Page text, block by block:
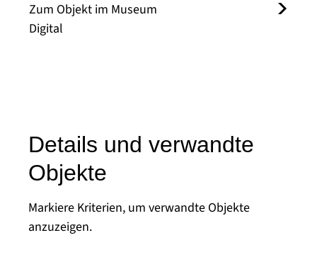
Zum Objekt im Museum
Digital
Details und verwandte
Objekte
Markiere Kriterien, um verwandte Objekte
anzuzeigen.